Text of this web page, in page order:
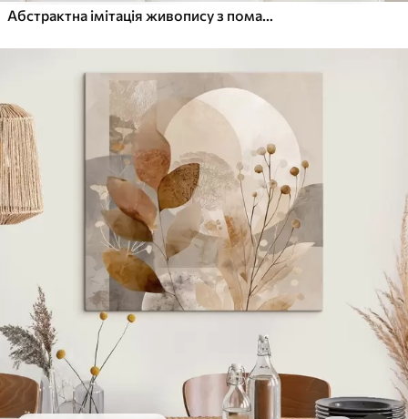
Абстрактна імітація живопису з помаранчевими та сірими колами, листям і гілками, сучасний стиль, ефект акварелі